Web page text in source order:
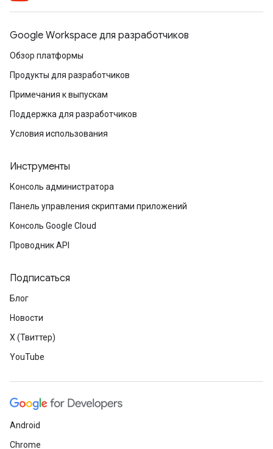
Google Workspace для разработчиков
Обзор платформы
Продукты для разработчиков
Примечания к выпускам
Поддержка для разработчиков
Условия использования
Инструменты
Консоль администратора
Панель управления скриптами приложений
Консоль Google Cloud
Проводник API
Подписаться
Блог
Новости
X (Твиттер)
YouTube
Android
Chrome